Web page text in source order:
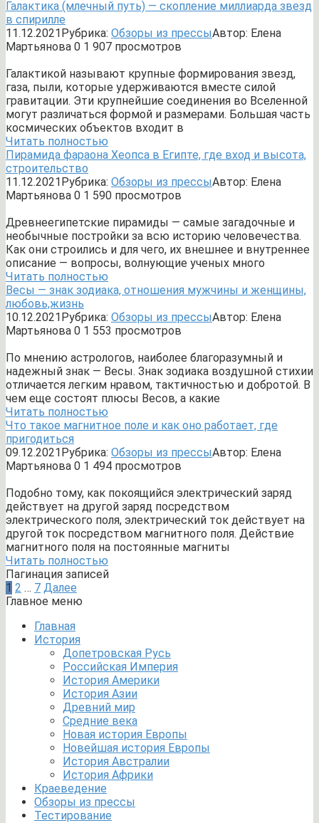
Галактика (млечный путь) — скопление миллиарда звезд
в спирилле
11.12.2021Рубрика: Обзоры из прессыАвтор: Елена
Мартьянова 0 1 907 просмотров
Галактикой называют крупные формирования звезд,
газа, пыли, которые удерживаются вместе силой
гравитации. Эти крупнейшие соединения во Вселенной
могут различаться формой и размерами. Большая часть
космических объектов входит в
Читать полностью
Пирамида фараона Хеопса в Египте, где вход и высота,
строительство
11.12.2021Рубрика: Обзоры из прессыАвтор: Елена
Мартьянова 0 1 590 просмотров
Древнеегипетские пирамиды — самые загадочные и
необычные постройки за всю историю человечества.
Как они строились и для чего, их внешнее и внутреннее
описание — вопросы, волнующие ученых много
Читать полностью
Весы — знак зодиака, отношения мужчины и женщины,
любовь,жизнь
10.12.2021Рубрика: Обзоры из прессыАвтор: Елена
Мартьянова 0 1 553 просмотров
По мнению астрологов, наиболее благоразумный и
надежный знак — Весы. Знак зодиака воздушной стихии
отличается легким нравом, тактичностью и добротой. В
чем еще состоят плюсы Весов, а какие
Читать полностью
Что такое магнитное поле и как оно работает, где
пригодиться
09.12.2021Рубрика: Обзоры из прессыАвтор: Елена
Мартьянова 0 1 494 просмотров
Подобно тому, как покоящийся электрический заряд
действует на другой заряд посредством
электрического поля, электрический ток действует на
другой ток посредством магнитного поля. Действие
магнитного поля на постоянные магниты
Читать полностью
Пагинация записей
1 2 … 7 Далее
Главное меню
Главная
История
Допетровская Русь
Российская Империя
История Америки
История Азии
Древний мир
Средние века
Новая история Европы
Новейшая история Европы
История Австралии
История Африки
Краеведение
Обзоры из прессы
Тестирование